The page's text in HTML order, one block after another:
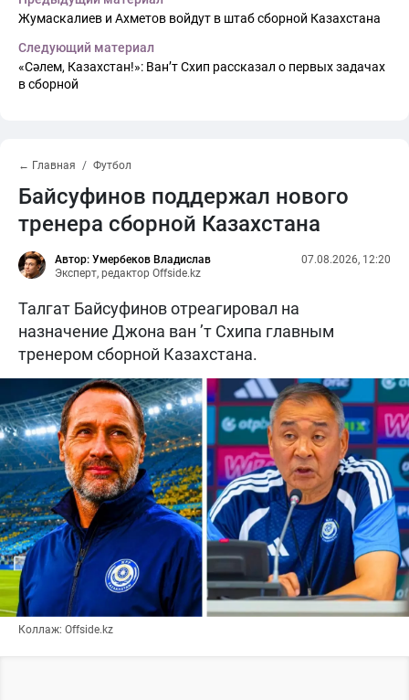
Жумаскалиев и Ахметов войдут в штаб сборной Казахстана
Следующий материал
«Сәлем, Казахстан!»: Ван’т Схип рассказал о первых задачах
в сборной
← Главная Футбол
Байсуфинов поддержал нового
тренера сборной Казахстана
Автор: Умербеков Владислав
Эксперт, редактор Offside.kz
07.08.2026, 12:20
Талгат Байсуфинов отреагировал на
назначение Джона ван ’т Схипа главным
тренером сборной Казахстана.
Коллаж: Offside.kz